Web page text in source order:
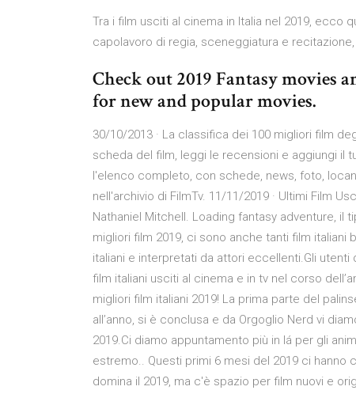
Tra i film usciti al cinema in Italia nel 2019, ecco
capolavoro di regia, sceneggiatura e
Check out 2019 Fantasy movies
for new and popular movies.
30/10/2013 · La classifica dei 100 migliori film
scheda del film, leggi le recensioni e aggiungi il
l'elenco completo, con schede, news, foto,
nell'archivio di FilmTv. 11/11/2019 · Ultimi Film
Nathaniel Mitchell. Loading fantasy adventure, il
migliori film 2019, ci sono anche tanti film
italiani e interpretati da attori eccellenti.Gli
film italiani usciti al cinema e in tv nel corso
migliori film italiani 2019! La prima parte del
all’anno, si è conclusa e da Orgoglio Nerd vi
2019.Ci diamo appuntamento più in lá per gli
estremo.. Questi primi 6 mesi del 2019 ci hanno
domina il 2019, ma c'è spazio per film nuovi e